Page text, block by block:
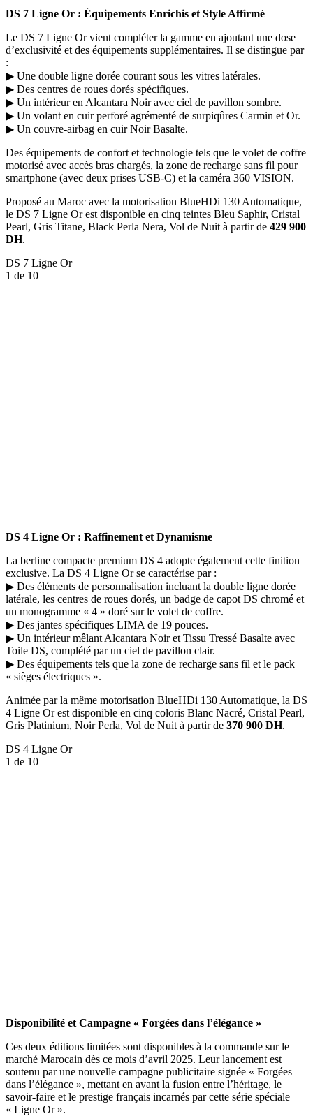
DS 7 Ligne Or : Équipements Enrichis et Style Affirmé
Le DS 7 Ligne Or vient compléter la gamme en ajoutant une dose
d’exclusivité et des équipements supplémentaires. Il se distingue par
:
▶ Une double ligne dorée courant sous les vitres latérales.
▶ Des centres de roues dorés spécifiques.
▶ Un intérieur en Alcantara Noir avec ciel de pavillon sombre.
▶ Un volant en cuir perforé agrémenté de surpiqûres Carmin et Or.
▶ Un couvre-airbag en cuir Noir Basalte.
Des équipements de confort et technologie tels que le volet de coffre
motorisé avec accès bras chargés, la zone de recharge sans fil pour
smartphone (avec deux prises USB-C) et la caméra 360 VISION.
Proposé au Maroc avec la motorisation BlueHDi 130 Automatique,
le DS 7 Ligne Or est disponible en cinq teintes Bleu Saphir, Cristal
Pearl, Gris Titane, Black Perla Nera, Vol de Nuit à partir de 429 900
DH.
DS 7 Ligne Or
1 de 10
DS 4 Ligne Or : Raffinement et Dynamisme
La berline compacte premium DS 4 adopte également cette finition
exclusive. La DS 4 Ligne Or se caractérise par :
▶ Des éléments de personnalisation incluant la double ligne dorée
latérale, les centres de roues dorés, un badge de capot DS chromé et
un monogramme « 4 » doré sur le volet de coffre.
▶ Des jantes spécifiques LIMA de 19 pouces.
▶ Un intérieur mêlant Alcantara Noir et Tissu Tressé Basalte avec
Toile DS, complété par un ciel de pavillon clair.
▶ Des équipements tels que la zone de recharge sans fil et le pack
« sièges électriques ».
Animée par la même motorisation BlueHDi 130 Automatique, la DS
4 Ligne Or est disponible en cinq coloris Blanc Nacré, Cristal Pearl,
Gris Platinium, Noir Perla, Vol de Nuit à partir de 370 900 DH.
DS 4 Ligne Or
1 de 10
Disponibilité et Campagne « Forgées dans l’élégance »
Ces deux éditions limitées sont disponibles à la commande sur le
marché Marocain dès ce mois d’avril 2025. Leur lancement est
soutenu par une nouvelle campagne publicitaire signée « Forgées
dans l’élégance », mettant en avant la fusion entre l’héritage, le
savoir-faire et le prestige français incarnés par cette série spéciale
« Ligne Or ».